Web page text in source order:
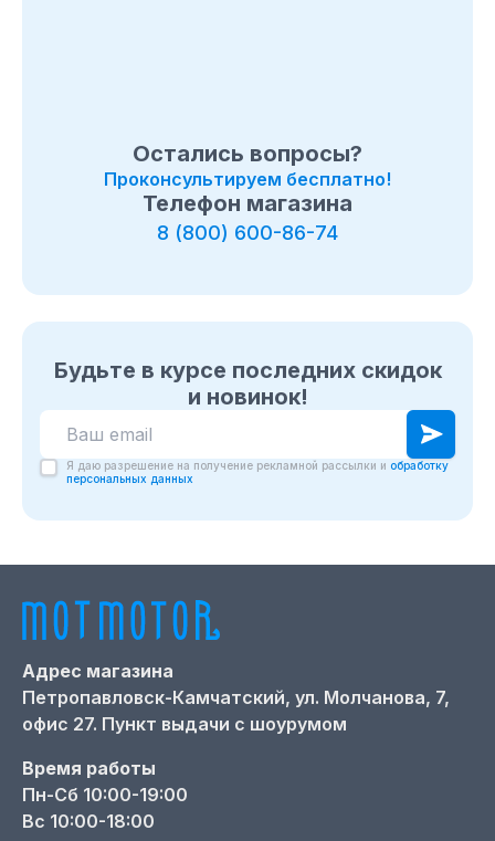
Остались вопросы?
Проконсультируем бесплатно!
Телефон магазина
8 (800) 600-86-74
Будьте в курсе последних скидок
и новинок!
Я даю разрешение на получение рекламной рассылки и обработку
персональных данных
Адрес магазина
Петропавловск-Камчатский, ул. Молчанова, 7,
офис 27. Пункт выдачи с шоурумом
Время работы
Пн-Сб 10:00-19:00
Вс 10:00-18:00